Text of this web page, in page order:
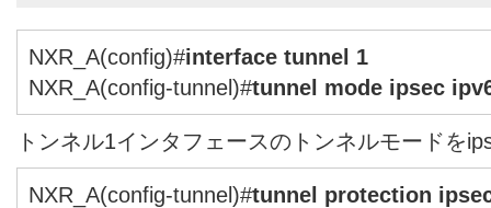
NXR_A(config)#interface tunnel 1
NXR_A(config-tunnel)#tunnel mode ipsec
トンネル1インタフェースのトンネルモードを
NXR_A(config-tunnel)#tunnel protection